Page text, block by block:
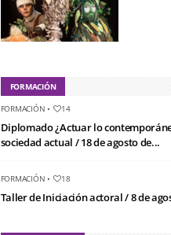
FORMACIÓN
FORMACIÓN • 14
Diplomado ¿Actuar lo
sociedad actual / 18 de agosto de...
FORMACIÓN • 18
Taller de Iniciación actoral / 8 de